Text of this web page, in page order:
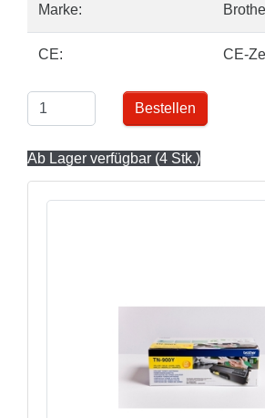
Marke:
CE: CE-
Bestellen
Ab Lager verfügbar (4 Stk.)